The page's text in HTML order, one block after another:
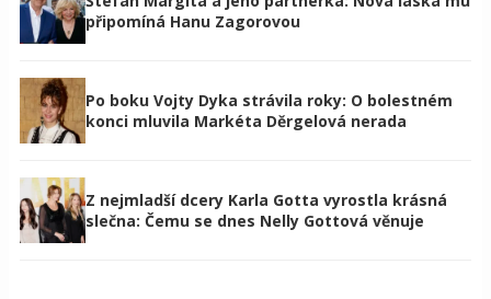
připomíná Hanu Zagorovou
Po boku Vojty Dyka strávila roky: O bolestném
konci mluvila Markéta Děrgelová nerada
Z nejmladší dcery Karla Gotta vyrostla krásná
slečna: Čemu se dnes Nelly Gottová věnuje